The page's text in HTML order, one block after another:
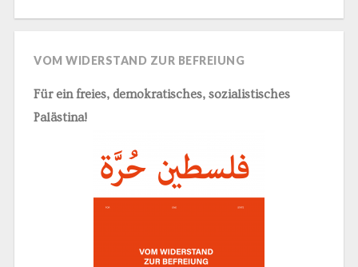
VOM WIDERSTAND ZUR BEFREIUNG
Für ein freies, demokratisches, sozialistisches
Palästina!